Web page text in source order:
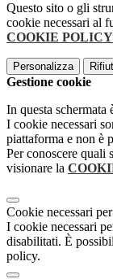
Questo sito o gli
cookie necessari al
COOKIE POLICY
Personalizza
Gestione cookie
In questa schermata
I cookie necessari
piattaforma e non è
Per conoscere quali
visionare la
Cookie necessari
I cookie necessari
disabilitati. È
policy.